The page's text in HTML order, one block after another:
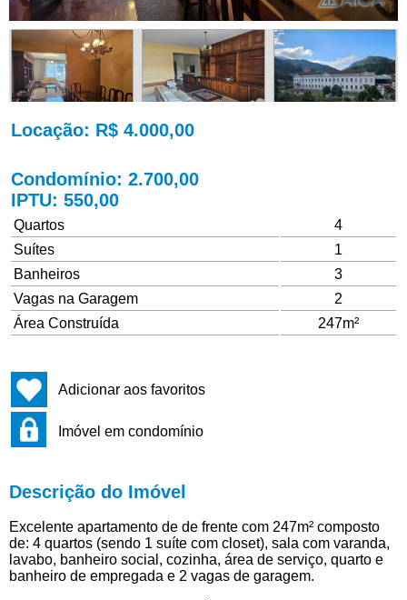
Locação: R$ 4.000,00
Condomínio: 2.700,00
IPTU: 550,00
Quartos
4
Suítes
1
Banheiros
3
Vagas na Garagem
2
Área Construída
247m²
Adicionar aos favoritos
Imóvel em condomínio
Descrição do Imóvel
Excelente apartamento de de frente com 247m² composto
de: 4 quartos (sendo 1 suíte com closet), sala com varanda,
lavabo, banheiro social, cozinha, área de serviço, quarto e
banheiro de empregada e 2 vagas de garagem.